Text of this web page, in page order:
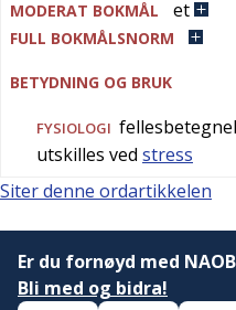
MODERAT BOKMÅL et
FULL BOKMÅLSNORM
BETYDNING OG BRUK
FYSIOLOGI
utskilles ved stress
Siter denne ordartikkelen
Er du fornøyd med
Bli med og bidra!